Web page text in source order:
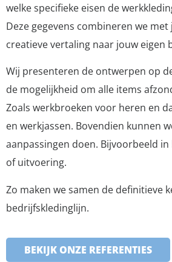
welke specifieke eisen de
Deze gegevens combineren we
creatieve vertaling naar jouw eigen
Wij presenteren de ontwerpen op
de mogelijkheid om alle items
Zoals werkbroeken voor heren en
en werkjassen. Bovendien kunnen
aanpassingen doen. Bijvoorbeeld
of uitvoering.
Zo maken we samen de definitieve
bedrijfskledinglijn.
BEKIJK ONZE REFERENTIES